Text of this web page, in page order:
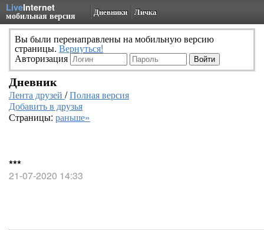
LiveInternet
мобильная версия Дневники Личка
Вы были перенаправлены на мобильную версию
страницы. Вернуться!
Авторизация
Дневник
Лента друзей /Полная версия
Добавить в друзья
Страницы: раньше»
***
21-07-2020 14:33